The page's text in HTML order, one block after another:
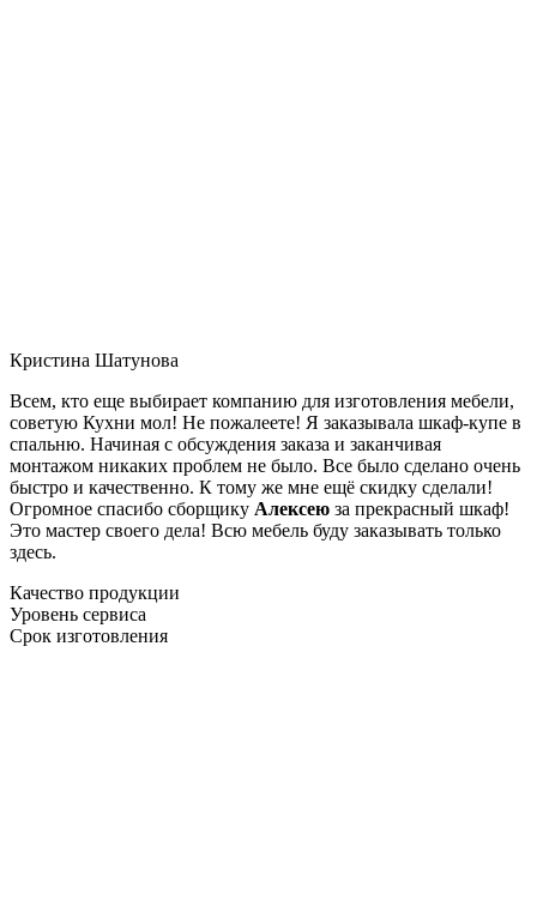
Кристина Шатунова
Всем, кто еще выбирает компанию для изготовления мебели,
советую Кухни мол! Не пожалеете! Я заказывала шкаф-купе в
спальню. Начиная с обсуждения заказа и заканчивая
монтажом никаких проблем не было. Все было сделано очень
быстро и качественно. К тому же мне ещё скидку сделали!
Огромное спасибо сборщику Алексею за прекрасный шкаф!
Это мастер своего дела! Всю мебель буду заказывать только
здесь.
Качество продукции
Уровень сервиса
Срок изготовления